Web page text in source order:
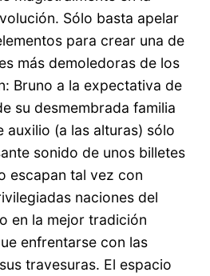
Sólo basta apelar
para crear una de
más demoledoras de los
Bruno a la expectativa de
su desmembrada familia
auxilio (a las alturas) sólo
sonido de unos billetes
escapan tal vez con
naciones del
en la mejor tradición
enfrentarse con las
travesuras. El espacio